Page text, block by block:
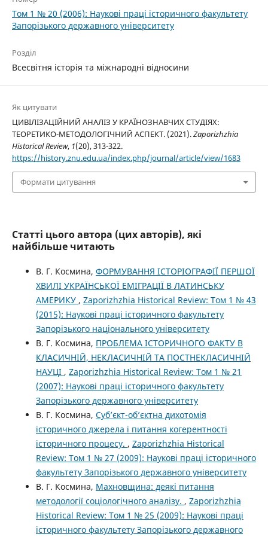
Том 1 № 20 (2006): Наукові праці історичного факультету
Запорізького державного університету
Розділ
Всесвітня історія та міжнародні відносини
Як цитувати
ЦИВІЛІЗАЦІЙНИЙ АНАЛІЗ У КРАЇНОЗНАВЧИХ СТУДІЯХ:
ТЕОРЕТИКО-МЕТОДОЛОГІЧНИЙ АСПЕКТ. (2021).Zaporizhzhia
Historical Review, 1(20), 313-322.
https://history.znu.edu.ua/index.php/journal/article/view/1683
Формати цитування
Статті цього автора (цих авторів), які
найбільше читають
В. Г. Космина, ФОРМУВАННЯ ІСТОРІОГРАФІЇ ПЕРШОЇ
ХВИЛІ УКРАЇНСЬКОЇ ЕМІГРАЦІЇ В ЛАТИНСЬКУ
АМЕРИКУ , Zaporizhzhia Historical Review: Том 1 № 43
(2015): Наукові праці історичного факультету
Запорізького національного університету
В. Г. Космина, ПРОБЛЕМА ІСТОРИЧНОГО ФАКТУ В
КЛАСИЧНІЙ, НЕКЛАСИЧНІЙ ТА ПОСТНЕКЛАСИЧНІЙ
НАУЦІ , Zaporizhzhia Historical Review: Том 1 № 21
(2007): Наукові праці історичного факультету
Запорізького державного університету
В. Г. Космина, Суб’єкт-об’єктна дихотомія
історичного джерела і питання когерентності
історичного процесу. , Zaporizhzhia Historical
Review: Том 1 № 27 (2009): Наукові праці історичного
факультету Запорізького державного університету
В. Г. Космина, Махновщина: деякі питання
методології соціологічного аналізу. , Zaporizhzhia
Historical Review: Том 1 № 25 (2009): Наукові праці
історичного факультету Запорізького державного